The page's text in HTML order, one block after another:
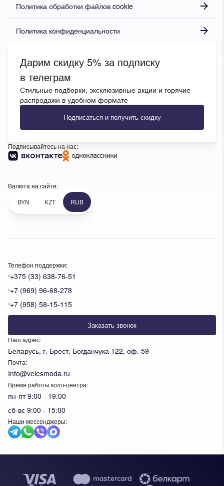
Телефон поддержки:
+375 (33) 638-76-51
+7 (969) 96-68-278
+7 (958) 58-15-115
Заказать звонок
Наш адрес:
Беларусь, г. Брест, Богданчука 122, оф. 59
Почта:
Info@velesmoda.ru
Время работы колл-центра:
пн-пт 9:00 - 19:00
сб-вс 9:00 - 15:00
Наши мессенджеры:
Политика обработки файлов cookie
Политика конфиденциальности
Дарим скидку 5% за подписку
в телеграм
Стильные подборки, эксклюзивные акции и горячие
распродажи в удобном формате
Подписаться и получить скидку
Подписывайтесь на нас:
Валюта на сайте:
BYN
KZT RUB